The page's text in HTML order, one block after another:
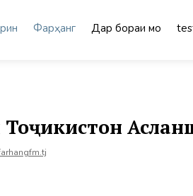
Фарҳанг Дар бораи мо